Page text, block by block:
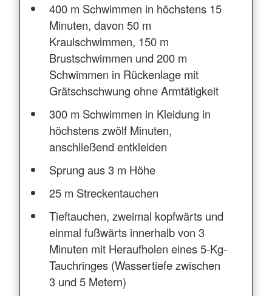
400 m Schwimmen in höchstens 15
Minuten, davon 50 m
Kraulschwimmen, 150 m
Brustschwimmen und 200 m
Schwimmen in Rückenlage mit
Grätschschwung ohne Armtätigkeit
300 m Schwimmen in Kleidung in
höchstens zwölf Minuten,
anschließend entkleiden
Sprung aus 3 m Höhe
25 m Streckentauchen
Tieftauchen, zweimal kopfwärts und
einmal fußwärts innerhalb von 3
Minuten mit Heraufholen eines 5-Kg-
Tauchringes (Wassertiefe zwischen
3 und 5 Metern)